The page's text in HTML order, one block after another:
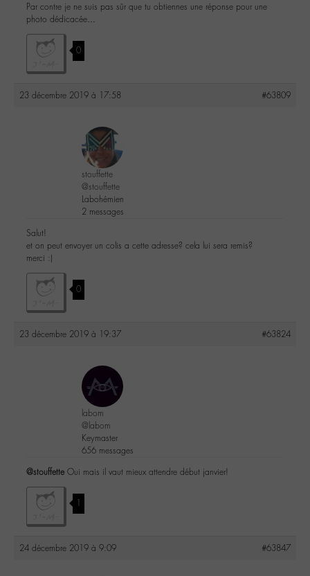
Par contre je ne suis pas sûr que tu obtiennes une réponse pour une
photo dédicacée…
0
23 décembre 2019 à 17:58 #63809
stouffette
@stouffette
Labohémien
2 messages
Salut!
et on peut envoyer un colis a cette adresse? cela lui sera remis?
merci :)
0
23 décembre 2019 à 19:37 #63824
labom
@labom
Keymaster
656 messages
@stouffette Oui mais il vaut mieux attendre début janvier!
1
24 décembre 2019 à 9:09 #63847